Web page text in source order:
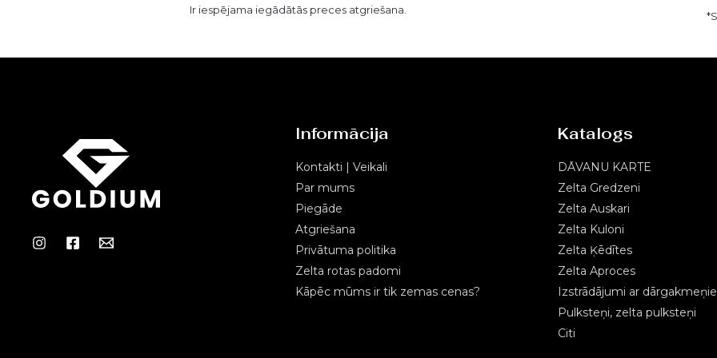
Ir iespējama iegādātās preces atgriešana.
Informācija
Kontakti | Veikali
Par mums
Piegāde
Atgriešana
Privātuma politika
Zelta rotas padomi
Kāpēc mūms ir tik zemas cenas?
Katalogs
DĀVANU KARTE
Zelta Gredzeni
Zelta Auskari
Zelta Kuloni
Zelta Ķēdītes
Zelta Aproces
Izstrādājumi ar
Pulksteņi, zelta pulksteņi
Citi